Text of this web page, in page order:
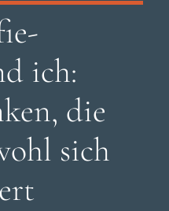
ich:
die
sich